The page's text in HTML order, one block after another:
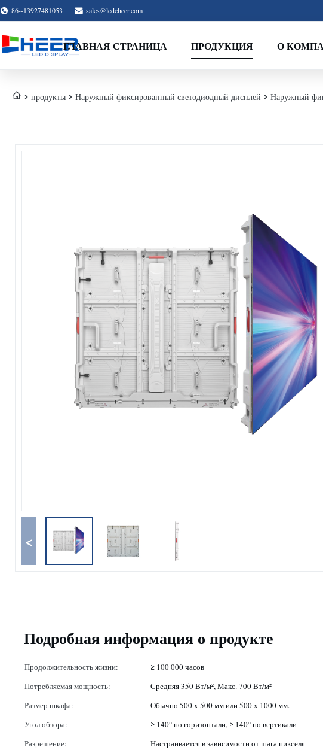
86--13927481053 sales@ledcheer.com
ГЛАВНАЯ СТРАНИЦА ПРОДУКЦИЯ О
продукты Наружный фиксированный светодиодный дисплей Наружный
<
Подробная информация о продукте
Продолжительность жизни: ≥ 100 000 часов
Потребляемая мощность:
Средняя 350 Вт/м², Макс. 700 Вт/м²
Размер шкафа:
Обычно 500 x 500 мм или 500 x 1000 мм.
Угол обзора:
≥ 140° по горизонтали, ≥ 140° по вертикали
Разрешение:
Настраивается в зависимости от шага пикселя